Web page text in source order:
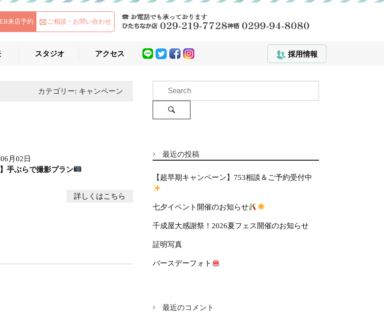
来店予約 ご相談・お問い合わせ
スタジオ アクセス 採用情報
カテゴリー: キャンペーン
月02日
】手ぶらで撮影プラン
詳しくはこちら
r
f
o
:
e
最近の投稿
【超早期キャンペーン】753相談＆ご予約受付中
七夕イベント開催のお知らせ
千成屋大感謝祭！2026夏フェス開催のお知らせ
証明写真
バースデーフォト
最近のコメント